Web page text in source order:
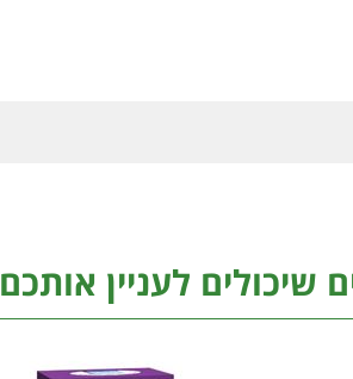
שיכולים לעניין אותכם